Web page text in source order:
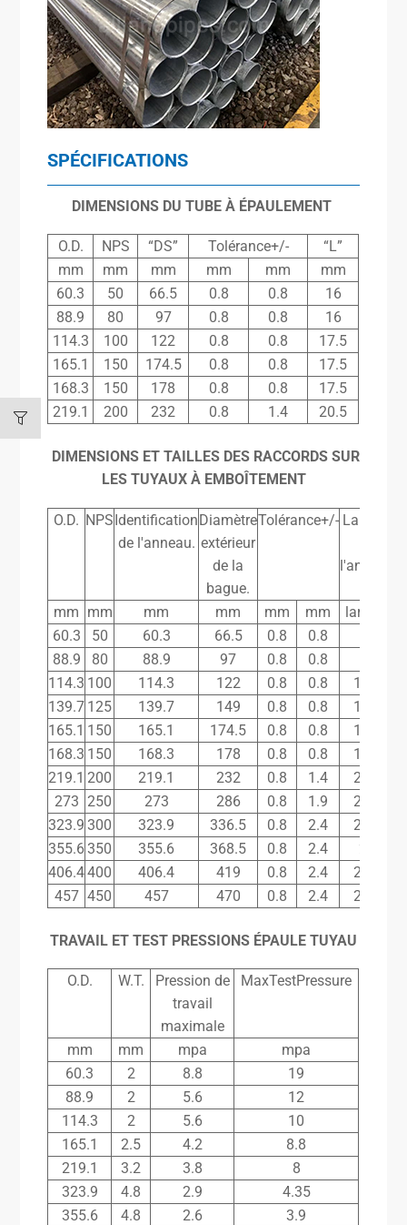
SPÉCIFICATIONS
DIMENSIONS DU TUBE À ÉPAULEMENT
O.D. NPS “DS” Tolérance+/-
“L”
mm
mm mm mm mm
mm
60.3
50 66.5 0.8 0.8
16
88.9
80 97 0.8 0.8
16
114.3
100 122 0.8 0.8
17.5
165.1
150 174.5 0.8 0.8
17.5
168.3
150 178 0.8 0.8
17.5
219.1
200 232 0.8 1.4 20.5
DIMENSIONS ET TAILLES DES RACCORDS SUR
LES TUYAUX À EMBOÎTEMENT
O.D. NPSIdentification
de l'anneau.
Diamètre
extérieur
de la
bague.
Tolérance+/- Largeur
l'anneau
mm mm mm mm mm mm
largeur
60.3
50 60.3 66.5 0.8 0.8
88.9
80 88.9 97 0.8 0.8
114.3 100 114.3 122 0.8 0.8
17.5
139.7 125 139.7 149 0.8 0.8
17.5
165.1 150 165.1 174.5 0.8 0.8
17.5
168.3 150 168.3 178 0.8 0.8
17.5
219.1 200 219.1 232 0.8 1.4
20.5
273 250 273 286 0.8 1.9
20.5
323.9 300 323.9 336.5 0.8 2.4
20.5
355.6350 355.6 368.5 0.8 2.4
24
406.4400 406.4 419 0.8 2.4
25.5
457 450 457 470 0.8 2.4 25.5
TRAVAIL ET TEST PRESSIONS ÉPAULE TUYAU
O.D. W.T.
Pression de
travail
maximale
MaxTestPressure
mm mm mpa
mpa
60.3
2 8.8
19
88.9
2 5.6
12
114.3
2 5.6
10
165.1
2.5 4.2
8.8
219.1
3.2 3.8
8
323.9
4.8 2.9
4.35
355.6
4.8 2.6
3.9